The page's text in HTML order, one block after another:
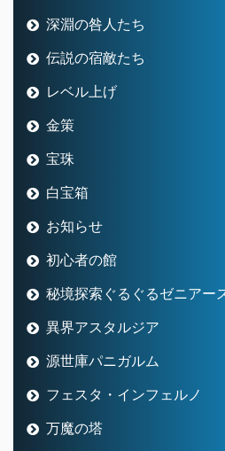
深淵の咎人たち
伝説の宿敵たち
レベル上げ
金策
宝珠
白宝箱
お知らせ
初心者の館
秘境探索ぐるぐるゼニアー
異界アスタルジア
源世庫パニガルム
フェスタ・インフェルノ
万魔の塔